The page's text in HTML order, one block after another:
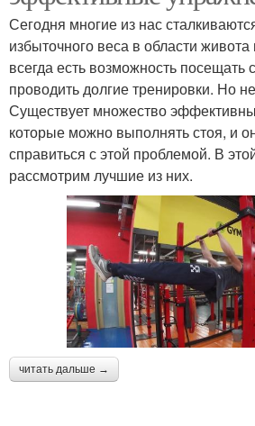
Сегодня многие из нас
избыточного веса в области
всегда есть возможность посещать
проводить долгие тренировки. Но
Существует множество
которые можно выполнять стоя, и
справиться с этой проблемой. В
рассмотрим лучшие из них.
читать дальше →